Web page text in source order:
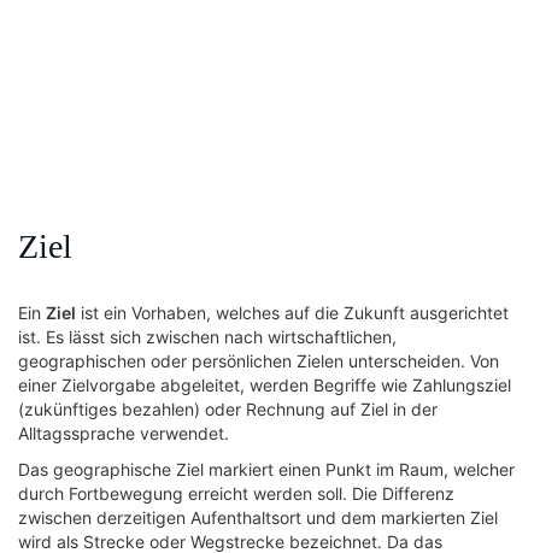
Ziel
Ein Ziel ist ein Vorhaben, welches auf die Zukunft ausgerichtet
ist. Es lässt sich zwischen nach wirtschaftlichen,
geographischen oder persönlichen Zielen unterscheiden. Von
einer Zielvorgabe abgeleitet, werden Begriffe wie Zahlungsziel
(zukünftiges bezahlen) oder Rechnung auf Ziel in der
Alltagssprache verwendet.
Das geographische Ziel markiert einen Punkt im Raum, welcher
durch Fortbewegung erreicht werden soll. Die Differenz
zwischen derzeitigen Aufenthaltsort und dem markierten Ziel
wird als Strecke oder Wegstrecke bezeichnet. Da das